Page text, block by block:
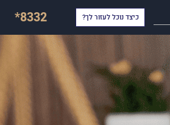
כיצד נוכל לעזור לך? *8332